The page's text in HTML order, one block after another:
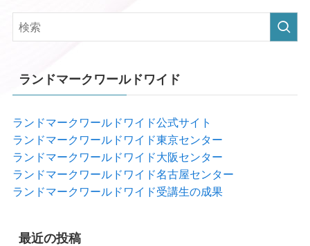
ランドマークワールドワイド
ランドマークワールドワイド公式サイト
ランドマークワールドワイド東京センター
ランドマークワールドワイド大阪センター
ランドマークワールドワイド名古屋センター
ランドマークワールドワイド受講生の成果
最近の投稿